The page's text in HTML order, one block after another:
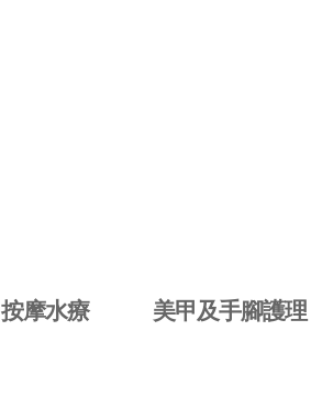
按摩水療 美甲及手腳護理